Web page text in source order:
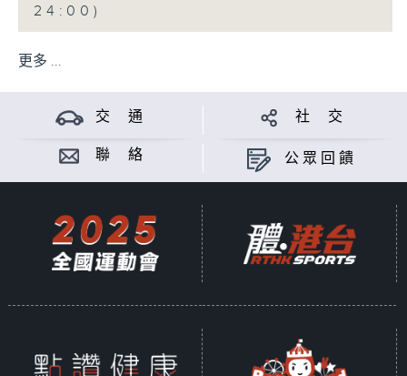
24:00)
更多 ...
交 通 社 交
聯 絡 公眾回饋